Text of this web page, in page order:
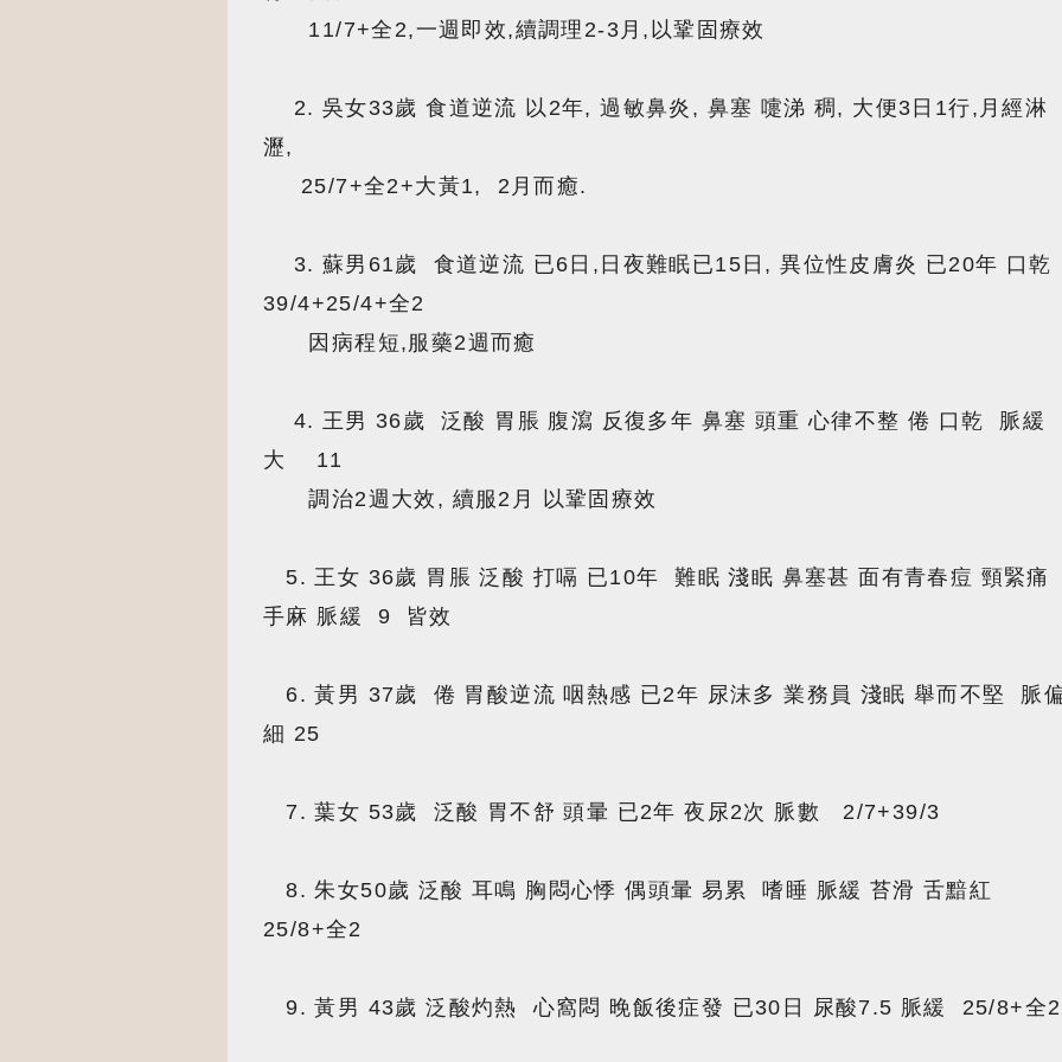
11/7+全2,一週即效,續調理2-3月,以鞏固療效
2. 吳女33歲 食道逆流 以2年, 過敏鼻炎, 鼻塞 嚏涕 稠, 大便3日1行,月經淋
瀝,
25/7+全2+大黃1, 2月而癒.
3. 蘇男61歲 食道逆流 已6日,日夜難眠已15日, 異位性皮膚炎 已20年 口
39/4+25/4+全2
因病程短,服藥2週而癒
4. 王男 36歲 泛酸 胃脹 腹瀉 反復多年 鼻塞 頭重 心律不整 倦 口乾 脈緩
大 11
調治2週大效, 續服2月 以鞏固療效
5. 王女 36歲 胃脹 泛酸 打嗝 已10年 難眠 淺眠 鼻塞甚 面有青春痘 頸緊痛
手麻 脈緩 9 皆效
6. 黃男 37歲 倦 胃酸逆流 咽熱感 已2年 尿沫多 業務員 淺眠 舉而不堅 脈
細 25
7. 葉女 53歲 泛酸 胃不舒 頭暈 已2年 夜尿2次 脈數 2/7+39/3
8. 朱女50歲 泛酸 耳鳴 胸悶心悸 偶頭暈 易累 嗜睡 脈緩 苔滑 舌黯紅
25/8+全2
9. 黃男 43歲 泛酸灼熱 心窩悶 晚飯後症發 已30日 尿酸7.5 脈緩 25/8+全2